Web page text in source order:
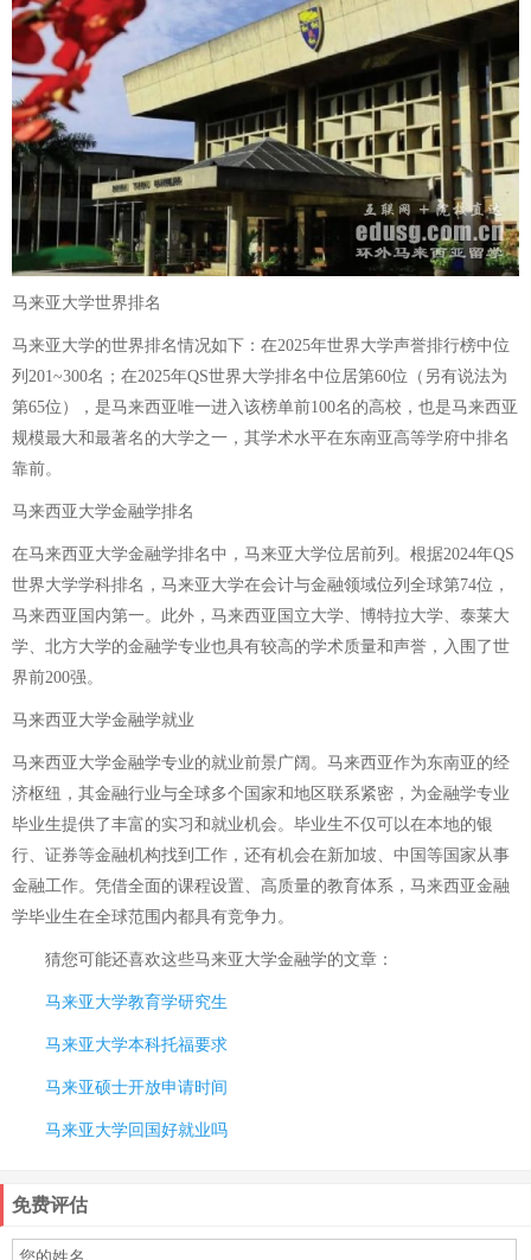
马来亚大学世界排名
马来亚大学的世界排名情况如下：在2025年世界大学声誉排行榜中位
列201~300名；在2025年QS世界大学排名中位居第60位（另有说法为
第65位），是马来西亚唯一进入该榜单前100名的高校，也是马来西亚
规模最大和最著名的大学之一，其学术水平在东南亚高等学府中排名
靠前。
马来西亚大学金融学排名
在马来西亚大学金融学排名中，马来亚大学位居前列。根据2024年QS
世界大学学科排名，马来亚大学在会计与金融领域位列全球第74位，
马来西亚国内第一。此外，马来西亚国立大学、博特拉大学、泰莱大
学、北方大学的金融学专业也具有较高的学术质量和声誉，入围了世
界前200强。
马来西亚大学金融学就业
马来西亚大学金融学专业的就业前景广阔。马来西亚作为东南亚的经
济枢纽，其金融行业与全球多个国家和地区联系紧密，为金融学专业
毕业生提供了丰富的实习和就业机会。毕业生不仅可以在本地的银
行、证券等金融机构找到工作，还有机会在新加坡、中国等国家从事
金融工作。凭借全面的课程设置、高质量的教育体系，马来西亚金融
学毕业生在全球范围内都具有竞争力。
猜您可能还喜欢这些马来亚大学金融学的文章：
马来亚大学教育学研究生
马来亚大学本科托福要求
马来亚硕士开放申请时间
马来亚大学回国好就业吗
免费评估